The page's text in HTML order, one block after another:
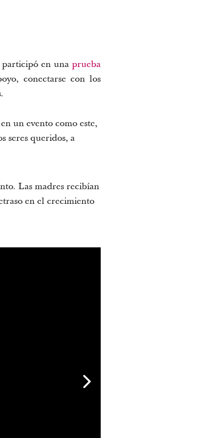
participó en unaprueba
conectarse con los
un evento como este,
seres queridos, a
Las madres recibían
en el crecimiento